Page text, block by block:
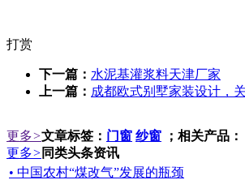
打赏
下一篇： 水泥基灌浆料天津厂家
上一篇： 成都欧式别墅家装设计，
更多>文章标签： 门窗 纱窗 ；相关产品：
更多> 同类头条资讯
• 中国农村“煤改气”发展的瓶颈